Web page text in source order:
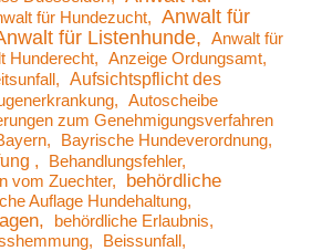
für Hundezucht
Anwalt für
für Listenhunde
Anwalt für
Hunderecht
Anzeige Ordungsamt
Aufsichtspflicht des
Autoscheibe
zum Genehmigungsverfahren
Bayrische Hundeverordnung
Behandlungsfehler
vom Zuechter
behördliche
Auflage Hundehaltung
behördliche Erlaubnis
Beissunfall